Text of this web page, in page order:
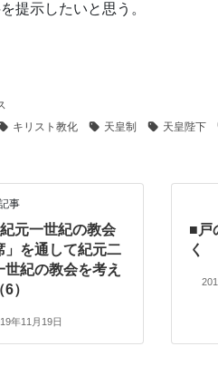
提示したいと思う。
キリスト教化 天皇制 天皇陛下
事
元一世紀の教会
」を通して紀元二
世紀の教会を考え
）
年11月19日
■戸
く